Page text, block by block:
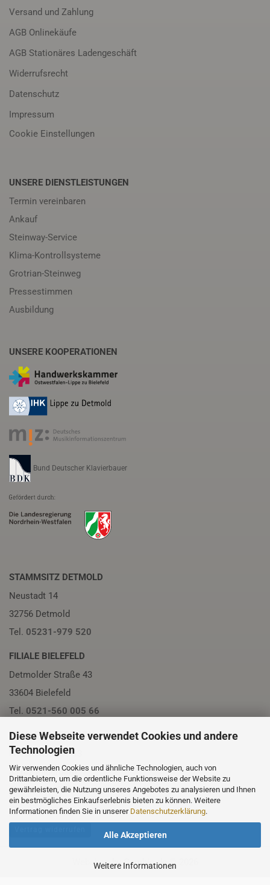
Diese Webseite verwendet Cookies und andere
Technologien
Wir verwenden Cookies und ähnliche Technologien, auch von
Drittanbietern, um die ordentliche Funktionsweise der Website zu
gewährleisten, die Nutzung unseres Angebotes zu analysieren und Ihnen
ein bestmögliches Einkaufserlebnis bieten zu können. Weitere
Informationen finden Sie in unserer Datenschutzerklärung.
Alle Akzeptieren
Weitere Informationen
Versand und Zahlung
AGB Onlinekäufe
AGB Stationäres Ladengeschäft
Widerrufsrecht
Datenschutz
Impressum
Cookie Einstellungen
UNSERE DIENSTLEISTUNGEN
Termin vereinbaren
Ankauf
Steinway-Service
Klima-Kontrollsysteme
Grotrian-Steinweg
Pressestimmen
Ausbildung
UNSERE KOOPERATIONEN
Bund Deutscher Klavierbauer
STAMMSITZ DETMOLD
Neustadt 14
32756 Detmold
Tel. 05231-979 520
FILIALE BIELEFELD
Detmolder Straße 43
33604 Bielefeld
Tel. 0521-560 005 66
FILIALE PADERBORN
Friedrichstraße 13
33102 Paderborn
Tel.05251-230 01
Webshopby Gambio.de © 2026